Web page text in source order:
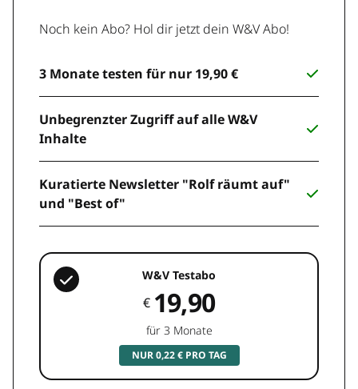
Noch kein Abo? Hol dir jetzt dein W&V Abo!
3 Monate testen für nur 19,90 €
Unbegrenzter Zugriff auf alle W&V
Inhalte
Kuratierte Newsletter "Rolf räumt auf"
und "Best of"
W&V Testabo
€ 19,90
für 3 Monate
NUR 0,22 € PRO TAG